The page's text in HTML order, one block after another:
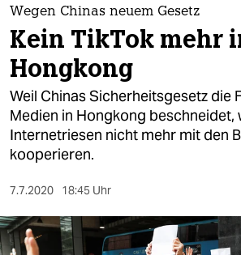
themen
politik
öko
gesellschaft
kultur
sport
berlin
Wegen Chinas neuem Gesetz
Kein TikTok mehr
Hongkong
Weil Chinas Sicherheitsgesetz die
Medien in Hongkong beschneidet,
Internetriesen nicht mehr mit den
kooperieren.
7.7.2020 18:45 Uhr